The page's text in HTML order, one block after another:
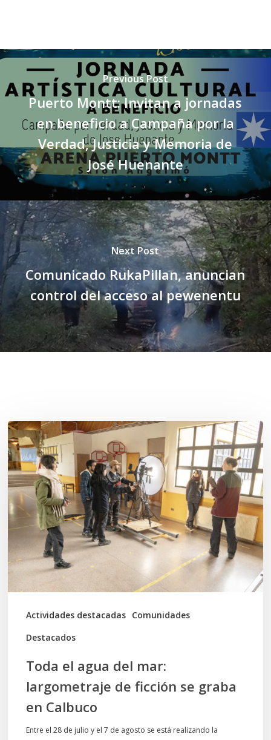
Previous Post
Puerto Montt: Invitan a jornadas
en beneficio a Campaña por la
Verdad, Justicia y Memoria de
José Huenante
Next Post
Comunicado RukaPillan, anuncian
control del acceso al pewenentu
Actividades destacadas Comunidades
Destacados
Toda
el
agua
del
mar:
largometraje
de
ficción
se
graba
Toda el agua del mar:
largometraje de ficción se graba
en Calbuco
Entre el 28 de julio y el 7 de agosto se está realizando la